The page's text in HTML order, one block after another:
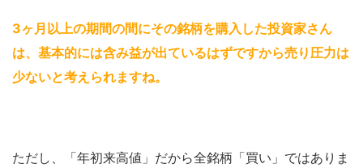
3ヶ月以上の期間の間にその銘柄を購入した投資家さん
は、基本的には含み益が出ているはずですから売り圧力は
少ないと考えられますね。
ただし、「年初来高値」だから全銘柄「買い」ではありま